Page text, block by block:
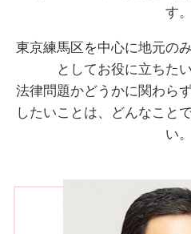
す。
東京練馬区を中心に地元の
としてお役に立ちた
法律問題かどうかに関わら
したいことは、どんなこと
い。